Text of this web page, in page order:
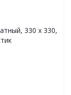
330 x 330,